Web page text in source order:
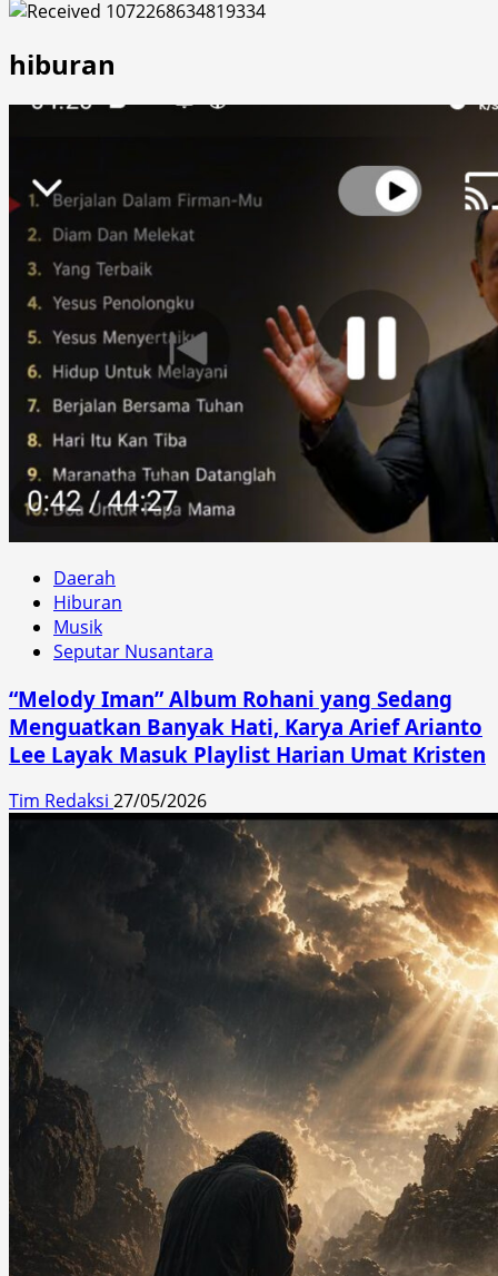
hiburan
Daerah
Hiburan
Musik
Seputar Nusantara
“Melody Iman” Album Rohani yang Sedang
Menguatkan Banyak Hati, Karya Arief Arianto
Lee Layak Masuk Playlist Harian Umat Kristen
Tim Redaksi 27/05/2026